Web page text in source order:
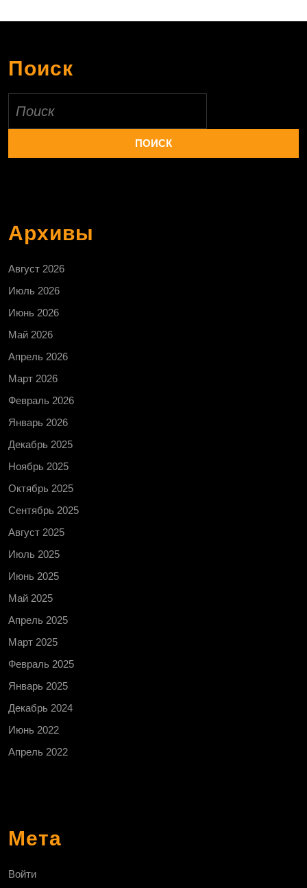
Поиск
Архивы
Август 2026
Июль 2026
Июнь 2026
Май 2026
Апрель 2026
Март 2026
Февраль 2026
Январь 2026
Декабрь 2025
Ноябрь 2025
Октябрь 2025
Сентябрь 2025
Август 2025
Июль 2025
Июнь 2025
Май 2025
Апрель 2025
Март 2025
Февраль 2025
Январь 2025
Декабрь 2024
Июнь 2022
Апрель 2022
Мета
Войти